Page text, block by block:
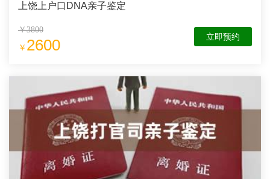
上饶上户口DNA亲子鉴定
￥3800
￥ 2600 立即预约